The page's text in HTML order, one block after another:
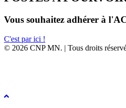
Vous souhaitez adhérer à
C'est par ici !
© 2026 CNP MN. | Tous droits